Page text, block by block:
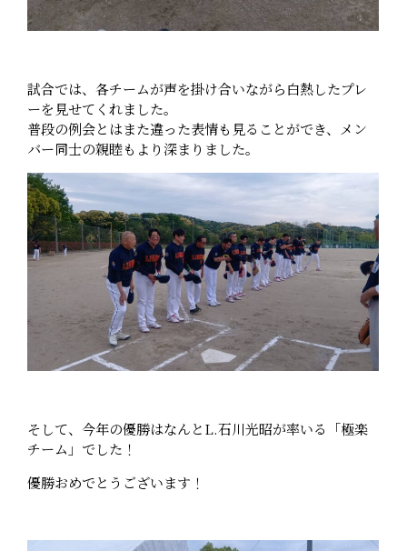
試合では、各チームが声を掛け合いながら白熱したプレ
ーを見せてくれました。
普段の例会とはまた違った表情も見ることができ、メン
バー同士の親睦もより深まりました。
そして、今年の優勝はなんとL.石川光昭が率いる「極楽
チーム」でした！
優勝おめでとうございます！